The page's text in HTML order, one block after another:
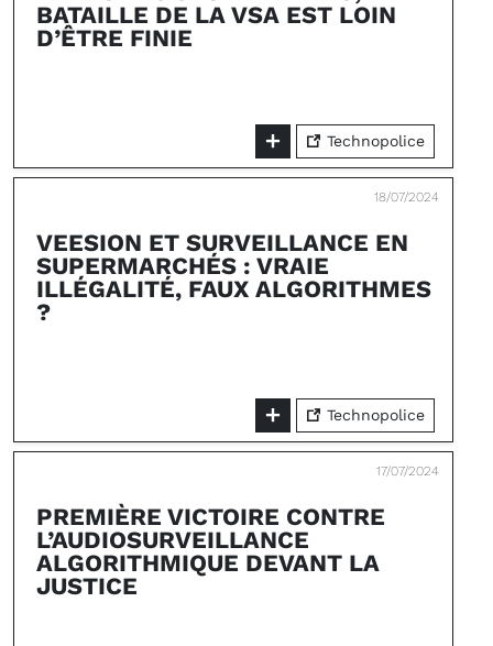
BATAILLE DE LA VSA EST LOIN
D’ÊTRE FINIE
Technopolice
18/07/2024
VEESION ET SURVEILLANCE EN
SUPERMARCHÉS : VRAIE
ILLÉGALITÉ, FAUX ALGORITHMES
?
Technopolice
17/07/2024
PREMIÈRE VICTOIRE CONTRE
L’AUDIOSURVEILLANCE
ALGORITHMIQUE DEVANT LA
JUSTICE